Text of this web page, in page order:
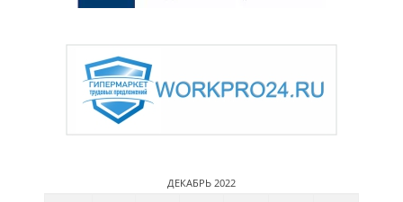
ДЕКАБРЬ 2022